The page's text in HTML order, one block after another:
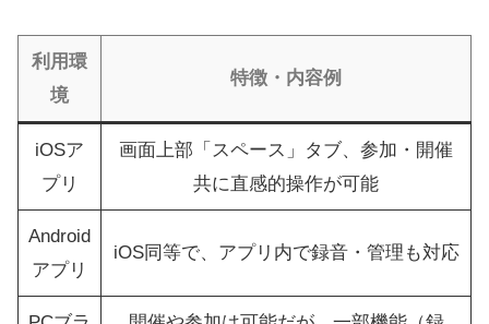
利用環
境
特徴・内容例
iOSア
プリ
画面上部「スペース」タブ、参加・開催
共に直感的操作が可能
Android
アプリ
iOS同等で、アプリ内で録音・管理も対応